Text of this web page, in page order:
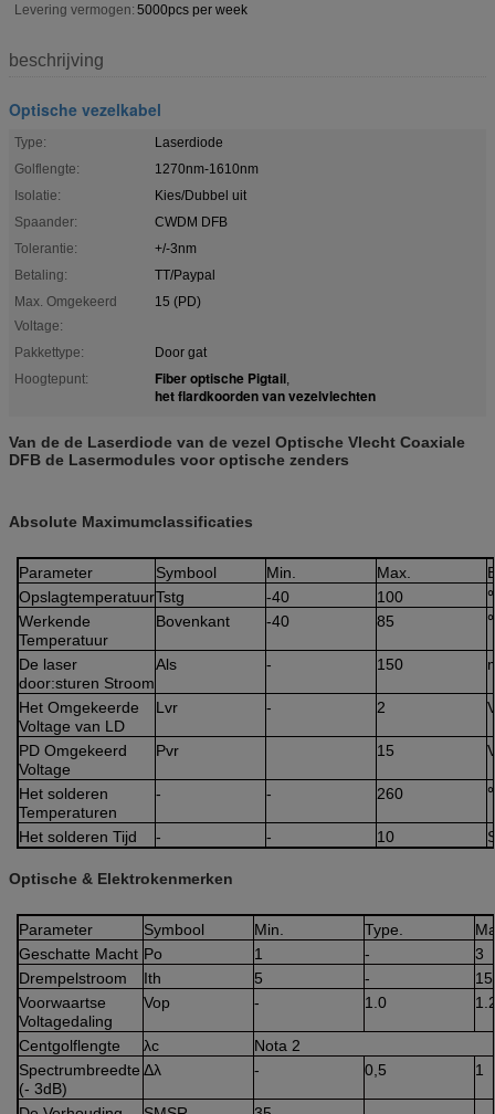
Levering vermogen: 5000pcs per week
beschrijving
Optische vezelkabel
Type:
Laserdiode
Golflengte:
1270nm-1610nm
Isolatie:
Kies/Dubbel uit
Spaander:
CWDM DFB
Tolerantie:
+/-3nm
Betaling:
TT/Paypal
Max. Omgekeerd
Voltage:
15 (PD)
Pakkettype:
Door gat
Hoogtepunt:
Fiber optische Pigtail,
het flardkoorden van vezelvlechten
Van de de Laserdiode van de vezel Optische Vlecht Coaxiale
DFB de Lasermodules voor optische zenders
Absolute Maximumclassificaties
Parameter Symbool Min. Max.
OpslagtemperatuurTstg -40 100
Werkende
Temperatuur
Bovenkant -40 85
De laser
door:sturen Stroom
Als - 150
Het Omgekeerde
Voltage van LD
Lvr - 2
PD Omgekeerd
Voltage
Pvr 15
Het solderen
Temperaturen
- - 260
Het solderen Tijd - - 10
Optische & Elektrokenmerken
Parameter Symbool Min. Type.
Geschatte Macht Po 1 -
3
Drempelstroom
Ith 5 -
15
Voorwaartse
Voltagedaling
Vop - 1.0
Centgolflengte λc
Nota 2
Spectrumbreedte
(- 3dB)
Δλ - 0,5 1